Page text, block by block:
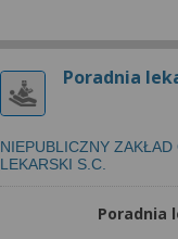
Poradnia
NIEPUBLICZNY
LEKARSKI S.C.
Poradnia